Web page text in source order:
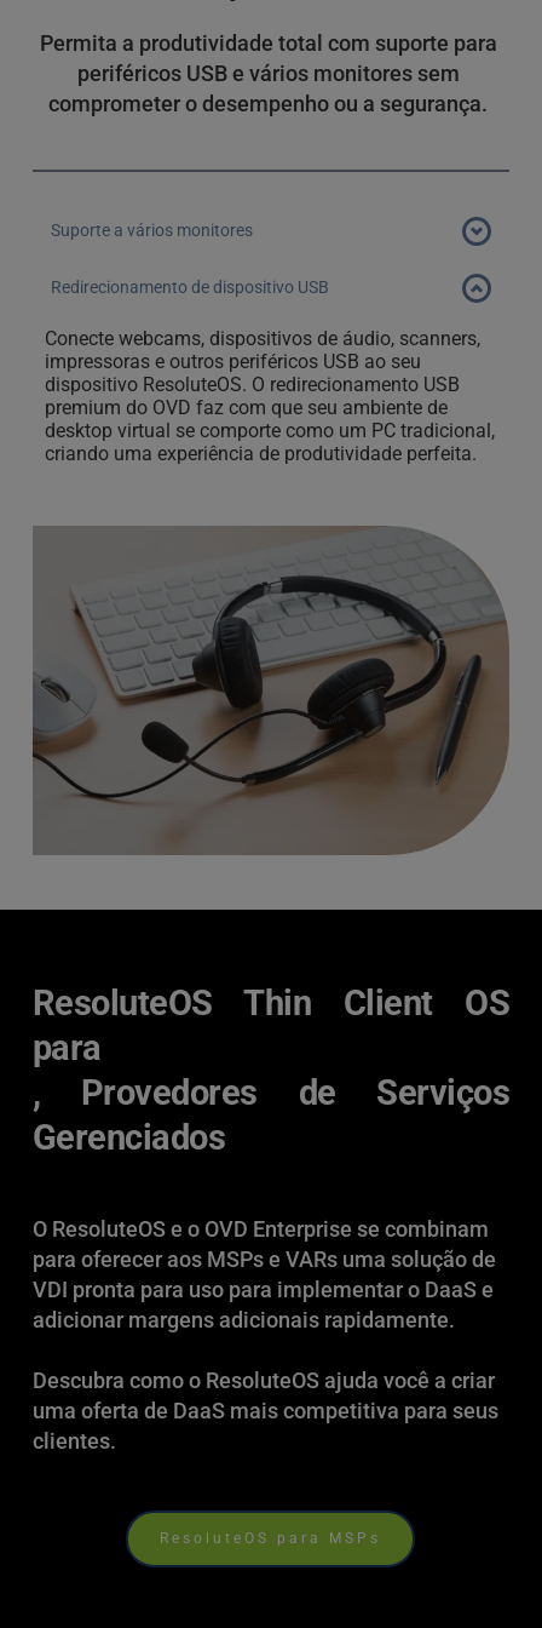
Permita a produtividade total com suporte para
periféricos USB e vários monitores sem
comprometer o desempenho ou a segurança.
Suporte a vários monitores
Conecte vários monitores à área de trabalho virtual do
para várias janelas e aplicativos.
Redirecionamento de dispositivo USB
Conecte webcams, dispositivos de áudio, scanners,
impressoras e outros periféricos USB ao seu
dispositivo ResoluteOS. O redirecionamento USB
premium do OVD faz com que seu ambiente de
desktop virtual se comporte como um PC tradicional,
criando uma experiência de produtividade perfeita.
ResoluteOS Thin Client OS
para
, Provedores de Serviços
Gerenciados
O ResoluteOS e o OVD Enterprise se combinam
para oferecer aos MSPs e VARs uma solução de
VDI pronta para uso para implementar o DaaS e
adicionar margens adicionais rapidamente.
Descubra como o ResoluteOS ajuda você a criar
uma oferta de DaaS mais competitiva para seus
clientes.
ResoluteOS para MSPs